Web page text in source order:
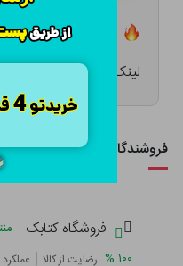
لینک کوتاه:
فروشندگان این کالا
فروشگاه کتابک
۱۰۰ % رضایت از کالا | عملکرد